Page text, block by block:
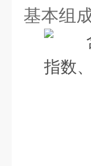
基本组